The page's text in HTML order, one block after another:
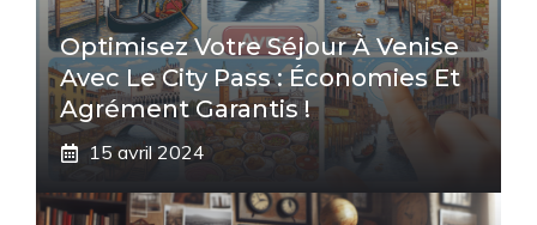
Optimisez Votre Séjour À Venise
Avec Le City Pass : Économies Et
Agrément Garantis !
15 avril 2024